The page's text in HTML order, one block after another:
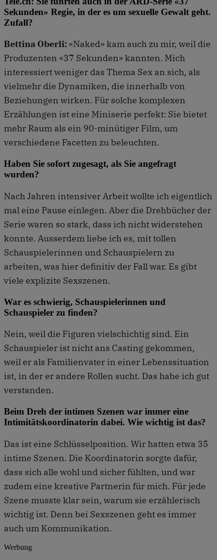
Sekunden» Regie, in der es um sexuelle Gewalt geht.
Zufall?
Bettina Oberli:«Naked» kam auch zu mir, weil die
Produzenten «37 Sekunden» kannten. Mich
interessiert weniger das Thema Sex an sich, als
vielmehr die Dynamiken, die innerhalb von
Beziehungen wirken. Für solche komplexen
Erzählungen ist eine Miniserie perfekt: Sie bietet
mehr Raum als ein 90-minütiger Film, um
verschiedene Facetten zu beleuchten.
Haben Sie sofort zugesagt, als Sie angefragt
wurden?
Nach Jahren intensiver Arbeit wollte ich eigentlich
mal eine Pause einlegen. Aber die Drehbücher der
Serie waren so stark, dass ich nicht widerstehen
konnte. Ausserdem liebe ich es, mit tollen
Schauspielerinnen und Schauspielern zu
arbeiten, was hier definitiv der Fall war. Es gibt
viele explizite Sexszenen.
War es schwierig, Schauspielerinnen und
Schauspieler zu finden?
Nein, weil die Figuren vielschichtig sind. Ein
Schauspieler ist nicht ans Casting gekommen,
weil er als Familienvater in einer Lebenssituation
ist, in der er andere Rollen sucht. Das habe ich gut
verstanden.
Beim Dreh der intimen Szenen war immer eine
Intimitätskoordinatorin dabei. Wie wichtig ist das?
Das ist eine Schlüsselposition. Wir hatten etwa 35
intime Szenen. Die Koordinatorin sorgte dafür,
dass sich alle wohl und sicher fühlten, und war
zudem eine kreative Partnerin für mich. Für jede
Szene musste klar sein, warum sie erzählerisch
wichtig ist. Denn bei Sexszenen geht es immer
auch um Kommunikation.
Werbung